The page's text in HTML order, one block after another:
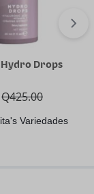
Drops
Q425.00
Variedades